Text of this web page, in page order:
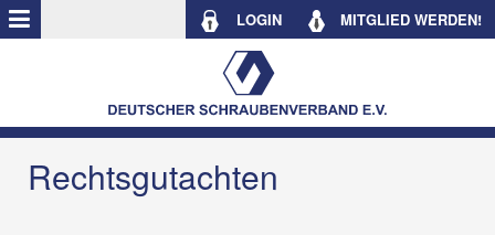
LOGIN MITGLIED WERDEN!
Rechtsgutachten